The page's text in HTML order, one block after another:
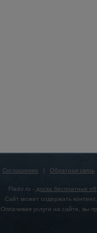
Соглашение | Обратная связь
Flado.ru - доска бесплатных
Сайт может содержать
Оплачивая услуги на сайте, вы